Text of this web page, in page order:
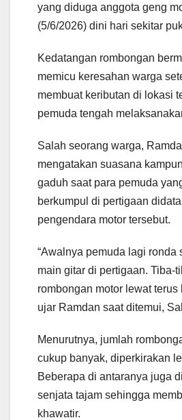
yang diduga anggota geng
(5/6/2026) dini hari sekitar
Kedatangan rombongan
memicu keresahan warga
membuat keributan di lokasi
pemuda tengah
Salah seorang warga,
mengatakan suasana
gaduh saat para pemuda
berkumpul di pertigaan
pengendara motor tersebut.
“Awalnya pemuda lagi ronda
main gitar di pertigaan. Tiba-
rombongan motor lewat terus
ujar Ramdan saat ditemui,
Menurutnya, jumlah
cukup banyak, diperkirakan
Beberapa di antaranya juga
senjata tajam sehingga
khawatir.